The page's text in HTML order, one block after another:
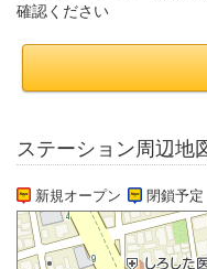
確認ください
ステーション周辺地
新規オープン 閉鎖予定